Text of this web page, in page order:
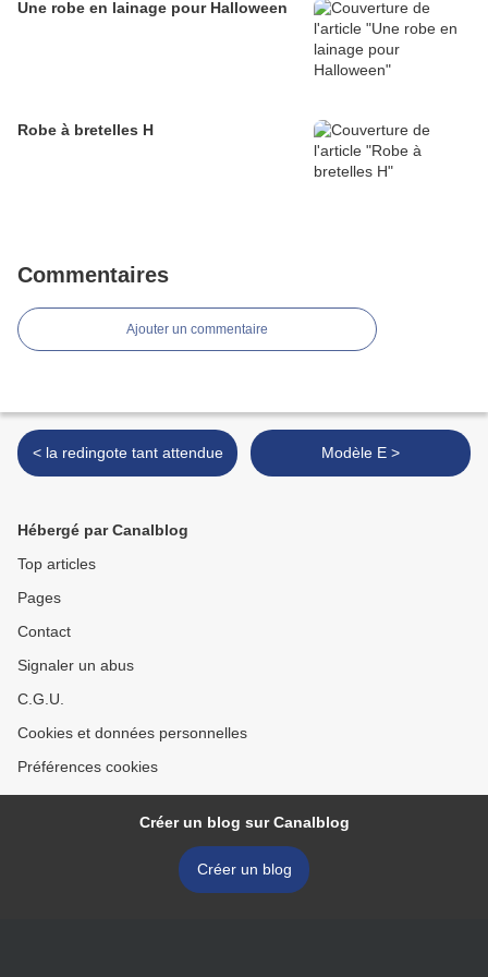
Une robe en lainage pour Halloween
Robe à bretelles H
Commentaires
Ajouter un commentaire
< la redingote tant attendue Modèle E >
Hébergé par Canalblog
Top articles
Pages
Contact
Signaler un abus
C.G.U.
Cookies et données personnelles
Préférences cookies
Créer un blog sur Canalblog
Créer un blog